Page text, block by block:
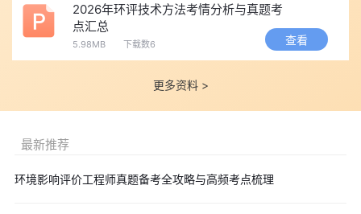
打开小程序后，点击底部"人社办事"菜单，选择"人才人事"栏
目。在专业技术人员选项中，点击"专业技术人员资格考试成绩查
师"考试名称，即可查询到个人成绩。
繁忙或不便使用电脑的考生。
环境影响评价师考试备考中需要的考点资料、各科重点、备考
2026年环评技术方法考情分析与真题考
点汇总
5.98MB 下载数6 查看
更多资料 >
最新推荐
环境影响评价工程师真题备考全攻略与高频考点梳理